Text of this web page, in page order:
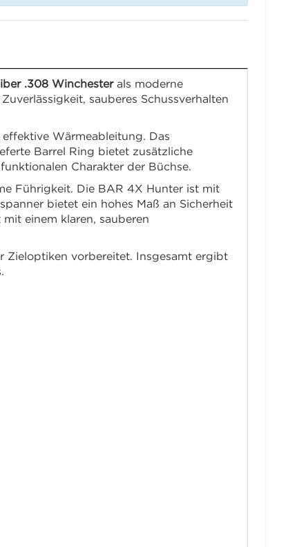
.308 Winchesterals moderne
sauberes Schussverhalten
Wärmeableitung. Das
Barrel Ring bietet zusätzliche
Charakter der Büchse.
Führigkeit. Die BAR 4X Hunter ist mit
bietet ein hohes Maß an Sicherheit
einem klaren, sauberen
vorbereitet. Insgesamt ergibt